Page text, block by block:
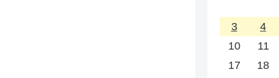
3
4
10
11
17
18